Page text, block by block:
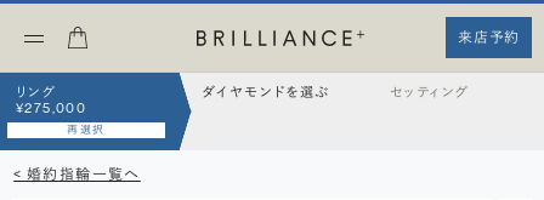
来店予約
リング
¥275,000
再選択
ダイヤモンドを選ぶ セッティング
< 婚約指輪一覧へ